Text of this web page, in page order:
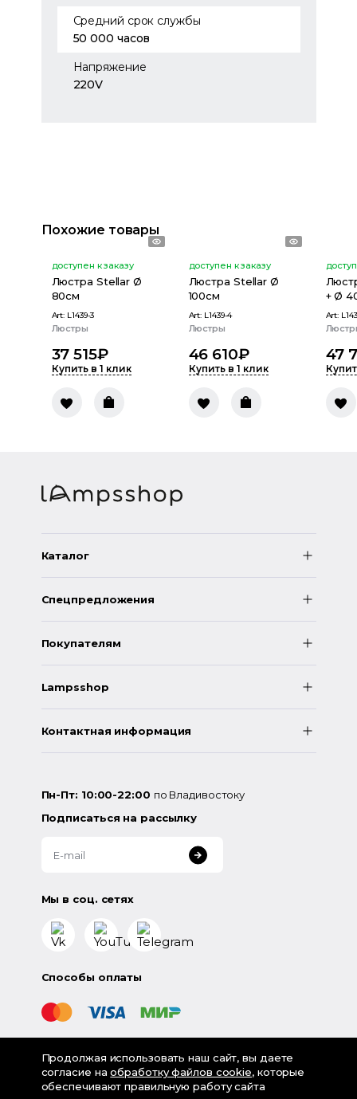
Средний срок службы
50 000 часов
Напряжение
220V
Похожие товары
доступен к заказу
Люстра Stellar Ø
80см
Art: L1439-3
Люстры
37 515₽
Купить в 1 клик
доступен к заказу
Люстра Stellar Ø
100см
Art: L1439-4
Люстры
46 610₽
Купить в 1 клик
+ Ø
Art:
47
Каталог
Спецпредложения
Покупателям
Lampsshop
Контактная информация
Пн-Пт: 10:00-22:00 по Владивостоку
Подписаться на рассылку
Мы в соц. сетях
Способы оплаты
©2026«LampsShop» - интернет-магазин люстр и
светильников
Продолжая использовать наш сайт, вы даете
согласие наобработку файлов cookie, которые
обеспечивают правильную работу сайта